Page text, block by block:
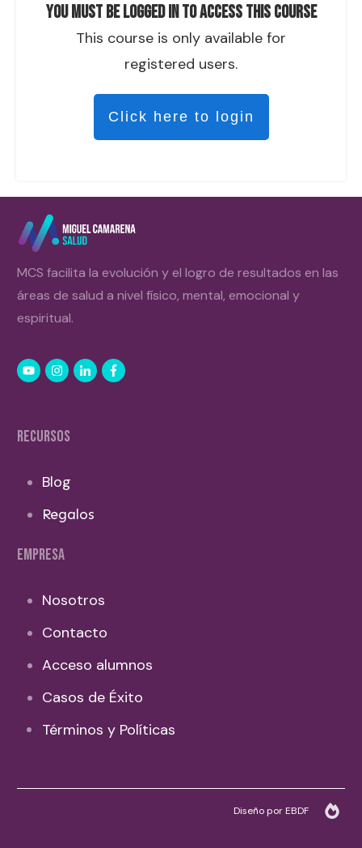
You must be logged in to access this course
This course is only available for
registered users.
Click here to login
MCS facilita la evolución y el logro de resultados en las
áreas de salud a nivel físico, mental, emocional y
espiritual.
RECURSOS
Blog
Regalos
EMPRESA
Nosotros
Contacto
Acceso alumnos
Casos de Éxito
Términos y Políticas
Diseño por EBDF